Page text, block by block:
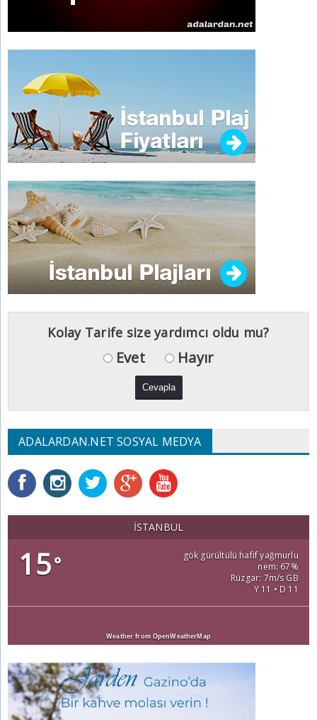
Kolay Tarife size yardımcı oldu mu?
Evet Hayır
ADALARDAN.NET SOSYAL MEDYA
İSTANBUL
15°
gök gürültülü hafif yağmurlu
nem: 67%
Rüzgar: 7m/s GB
Y 11 • D 11
Weather from OpenWeatherMap